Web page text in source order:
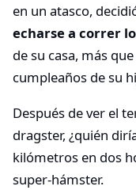
en un atasco,
echarse a correr
de su casa, más
cumpleaños de su
Después de ver el
dragster, ¿quién
kilómetros en dos
super-hámster.